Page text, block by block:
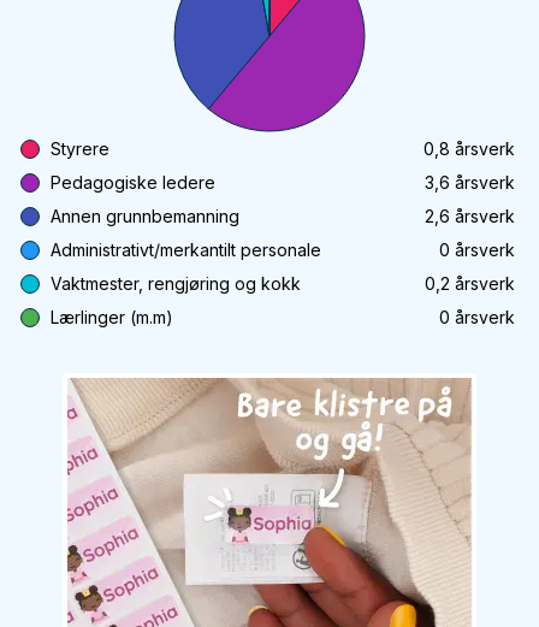
Styrere 0,8 årsverk
Pedagogiske ledere
3,6 årsverk
Annen grunnbemanning
2,6 årsverk
Administrativt/merkantilt personale
0 årsverk
Vaktmester, rengjøring og kokk
0,2 årsverk
Lærlinger (m.m)
0 årsverk